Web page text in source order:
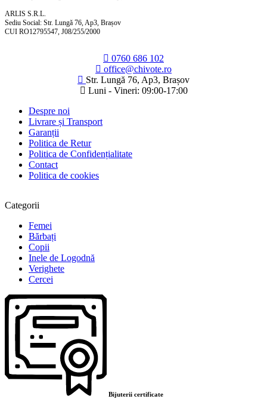
ARLIS S.R.L.
Sediu Social: Str. Lungă 76, Ap3, Brașov
CUI RO12795547, J08/255/2000
0760 686 102
office@chivote.ro
Str. Lungă 76, Ap3, Brașov
Luni - Vineri: 09:00-17:00
Despre noi
Livrare și Transport
Garanții
Politica de Retur
Politica de Confidențialitate
Contact
Politica de cookies
Categorii
Femei
Bărbați
Copii
Inele de Logodnă
Verighete
Cercei
Bijuterii certificate